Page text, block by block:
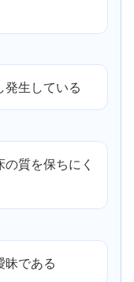
生している
質を保ちにく
昧である